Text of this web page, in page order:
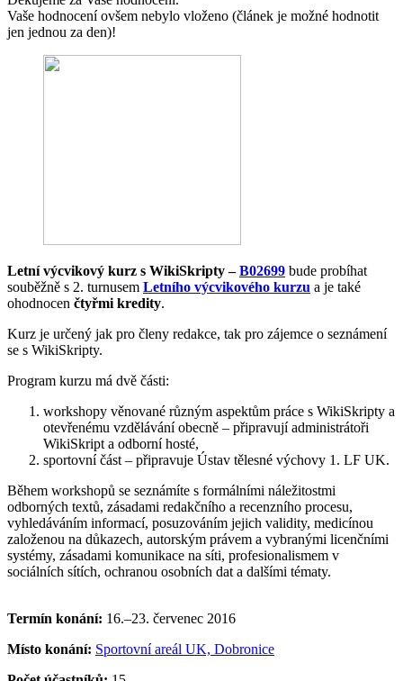
Vaše hodnocení ovšem nebylo vloženo (článek je možné hodnotit
jen jednou za den)!
Letní výcvikový kurz s WikiSkripty –B02699 bude probíhat
souběžně s 2. turnusem Letního výcvikového kurzu a je také
ohodnocen čtyřmi kredity.
Kurz je určený jak pro členy redakce, tak pro zájemce o seznámení
se s WikiSkripty.
Program kurzu má dvě části:
workshopy věnované různým aspektům práce s WikiSkripty a
otevřenému vzdělávání obecně – připravují administrátoři
WikiSkript a odborní hosté,
sportovní část – připravuje Ústav tělesné výchovy 1. LF UK.
Během workshopů se seznámíte s formálními náležitostmi
odborných textů, zásadami redakčního a recenzního procesu,
vyhledáváním informací, posuzováním jejich validity, medicínou
založenou na důkazech, autorským právem a vybranými licenčními
systémy, zásadami komunikace na síti, profesionalismem v
sociálních sítích, ochranou osobních dat a dalšími tématy.
Termín konání: 16.–23. červenec 2016
Místo konání: Sportovní areál UK, Dobronice